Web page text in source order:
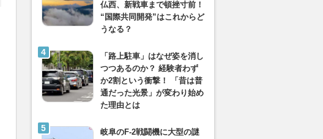
仏西、新戦車まで頓挫寸前！
“国際共同開発”はこれからど
うなる？
「路上駐車」はなぜ姿を消し
つつあるのか？ 経験者わず
か2割という衝撃！ 「昔は普
通だった光景」が変わり始め
た理由とは
岐阜のF-2戦闘機に大型の謎